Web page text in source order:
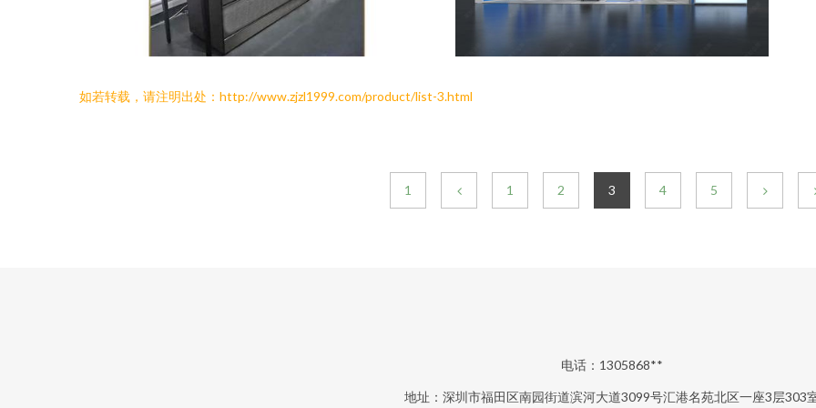
如若转载，请注明出处：http://www.zjzl1999.com/product/list-3.html
1 1 2 3 4 5
电话：1305868**
地址：深圳市福田区南园街道滨河大道3099号汇港名苑北区一座3层303